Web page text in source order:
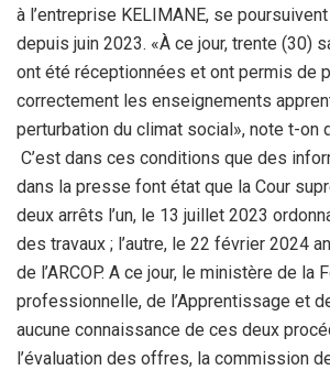
à l’entreprise KELIMANE, se
depuis juin 2023. «À ce jour, trente (30)
ont été réceptionnées et ont permis de
correctement les enseignements
perturbation du climat social», note t-on
C’est dans ces conditions que des
dans la presse font état que la Cour
deux arrêts l’un, le 13 juillet 2023
des travaux ; l’autre, le 22 février 2024
de l’ARCOP. A ce jour, le ministère de la
professionnelle, de l’Apprentissage et
aucune connaissance de ces deux
l’évaluation des offres, la commission